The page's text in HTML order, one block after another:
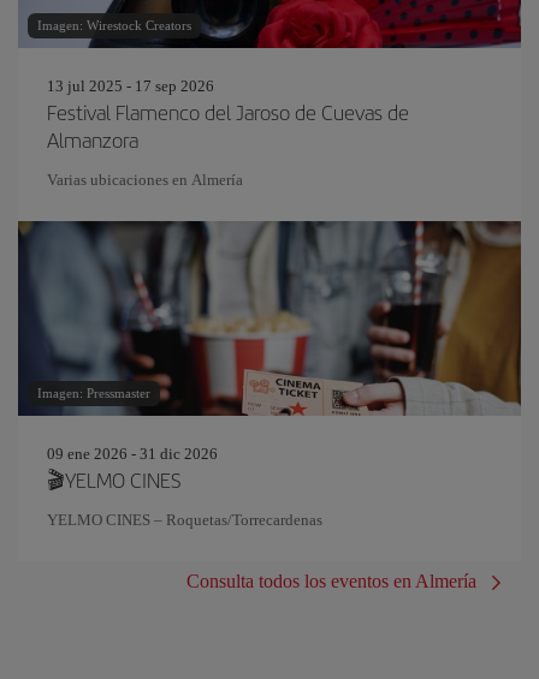
Imagen: Wirestock Creators
13 jul 2025 - 17 sep 2026
Festival Flamenco del Jaroso de Cuevas de
Almanzora
Varias ubicaciones en Almería
Imagen: Pressmaster
09 ene 2026 - 31 dic 2026
🎬YELMO CINES
YELMO CINES – Roquetas/Torrecardenas
Consulta todos los eventos en Almería